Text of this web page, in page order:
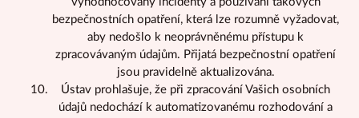
bezpečnostních opatření, která lze rozumně vyžadovat,
aby nedošlo k neoprávněnému přístupu k
zpracovávaným údajům. Přijatá bezpečnostní opatření
jsou pravidelně aktualizována.
Ústav prohlašuje, že při zpracování Vašich osobních
údajů nedochází k automatizovanému rozhodování a